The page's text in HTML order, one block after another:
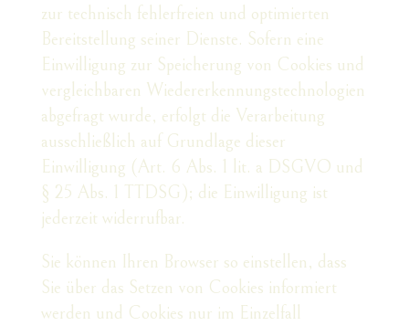
zur technisch fehlerfreien und optimierten
Bereitstellung seiner Dienste. Sofern eine
Einwilligung zur Speicherung von Cookies und
vergleichbaren Wiedererkennungstechnologien
abgefragt wurde, erfolgt die Verarbeitung
ausschließlich auf Grundlage dieser
Einwilligung (Art. 6 Abs. 1 lit. a DSGVO und
§ 25 Abs. 1 TTDSG); die Einwilligung ist
jederzeit widerrufbar.
Sie können Ihren Browser so einstellen, dass
Sie über das Setzen von Cookies informiert
werden und Cookies nur im Einzelfall